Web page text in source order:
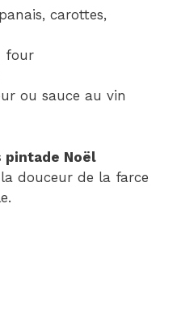
carottes,
four
ou sauce au vin
pintade Noël
douceur de la farce